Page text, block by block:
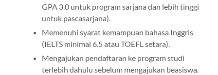
GPA 3.0 untuk program sarjana dan lebih tinggi
untuk pascasarjana).
Memenuhi syarat kemampuan bahasa Inggris
(IELTS minimal 6.5 atau TOEFL setara).
Mengajukan pendaftaran ke program studi
terlebih dahulu sebelum mengajukan beasiswa.